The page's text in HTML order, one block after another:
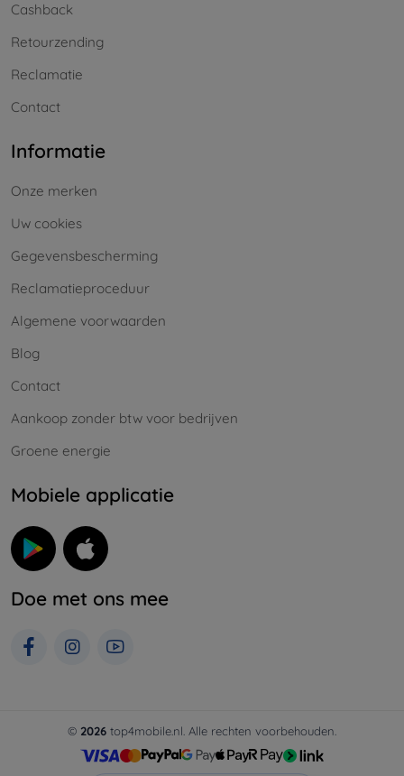
Cashback
Retourzending
Reclamatie
Contact
Informatie
Onze merken
Uw cookies
Gegevensbescherming
Reclamatieproceduur
Algemene voorwaarden
Blog
Contact
Aankoop zonder btw voor bedrijven
Groene energie
Mobiele applicatie
Doe met ons mee
© 2026 top4mobile.nl. Alle rechten voorbehouden.